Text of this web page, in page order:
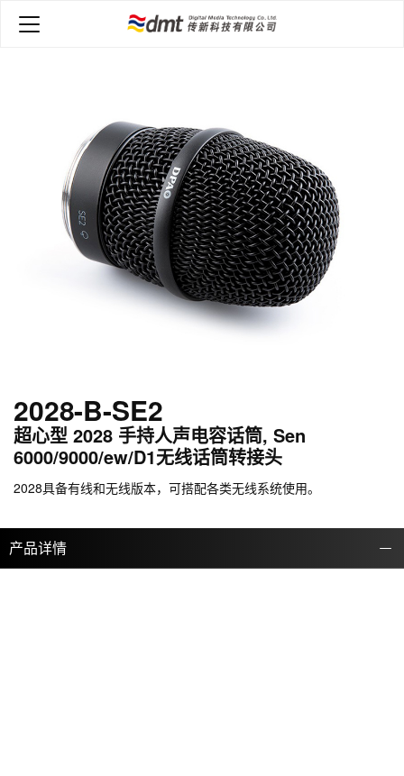
2028-B-SE2
超心型 2028 手持人声电容话筒, Sen
6000/9000/ew/D1无线话筒转接头
2028具备有线和无线版本，可搭配各类无线系统使用。
产品详情